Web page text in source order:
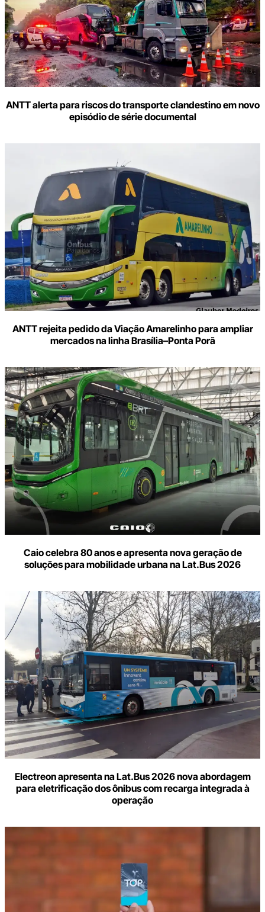
ANTT alerta para riscos do transporte clandestino em novo
episódio de série documental
ANTT rejeita pedido da Viação Amarelinho para ampliar
mercados na linha Brasília–Ponta Porã
Caio celebra 80 anos e apresenta nova geração de
soluções para mobilidade urbana na Lat.Bus 2026
Electreon apresenta na Lat.Bus 2026 nova abordagem
para eletrificação dos ônibus com recarga integrada à
operação
seu
e-
mail